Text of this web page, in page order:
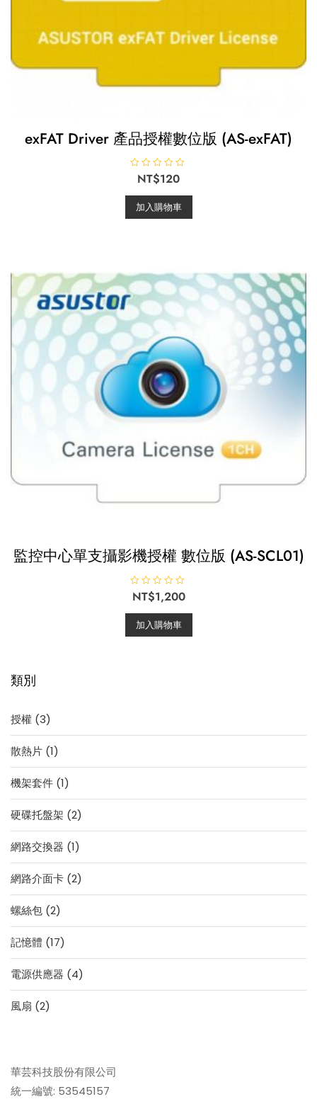
exFAT Driver 產品授權數位版 (AS-exFAT)
評
分
分
5
NT$120
加入購物車
監控中心單支攝影機授權 數位版 (AS-SCL01)
評
分
分
5
NT$1,200
加入購物車
類別
授權 33
個
產
品
散熱片 11
個
產
品
機架套件 11
個
產
品
硬碟托盤架 22
個
產
品
網路交換器 11
個
產
品
網路介面卡 22
個
品
螺絲包 22
個
產
品
記憶體 1717
個
產
品
電源供應器 44
個
風扇 22
華芸科技股份有限公司
統一編號: 53545157